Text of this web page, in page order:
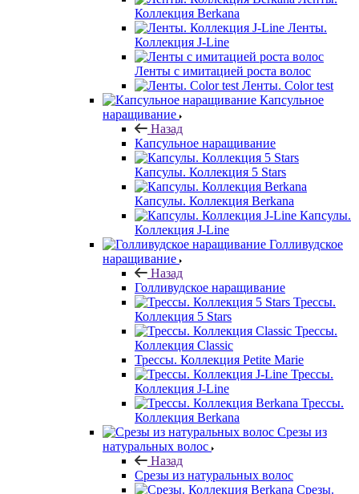
Коллекция Berkana
Ленты.
Коллекция J-Line
Ленты с имитацией роста волос
Ленты. Color test
Капсульное
наращивание
Назад
Капсульное наращивание
Капсулы. Коллекция 5 Stars
Капсулы. Коллекция Berkana
Капсулы.
Коллекция J-Line
Голливудское
наращивание
Назад
Голливудское наращивание
Трессы.
Коллекция 5 Stars
Трессы.
Коллекция Classic
Трессы. Коллекция Petite Marie
Трессы.
Коллекция J-Line
Трессы.
Коллекция Berkana
Срезы из
натуральных волос
Назад
Срезы из натуральных волос
Срезы.